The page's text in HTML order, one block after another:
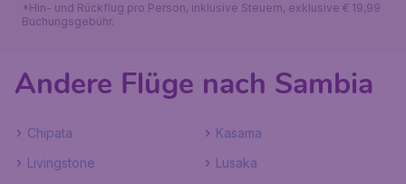
*Hin- und Rückflug pro Person, inklusive Steuern, exklusive € 19,99
Buchungsgebühr.
Andere Flüge nach Sambia
Chipata
Kasama
Livingstone
Lusaka